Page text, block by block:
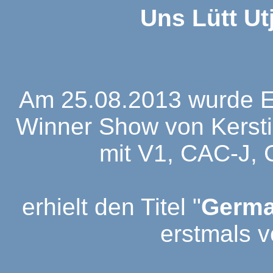
Uns Lütt
Am 25.08.2013 wurde
Winner Show von
mit V1, CAC-J,
erhielt den Titel "
erstmals